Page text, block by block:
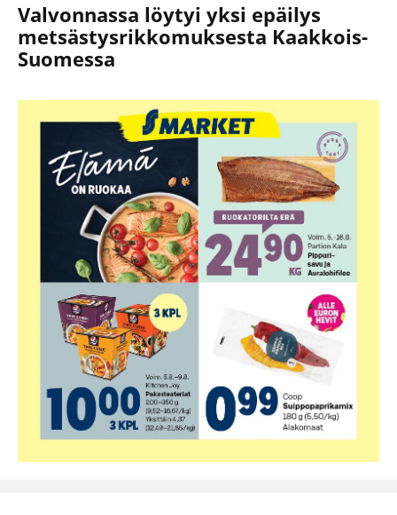
Valvonnassa löytyi yksi epäilys
metsästysrikkomuksesta Kaakkois-
Suomessa